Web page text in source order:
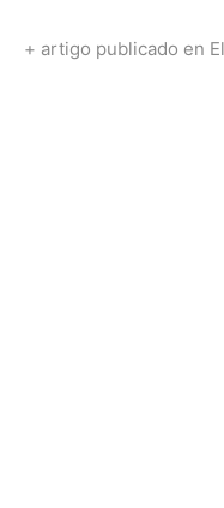
+ artigo publicado en